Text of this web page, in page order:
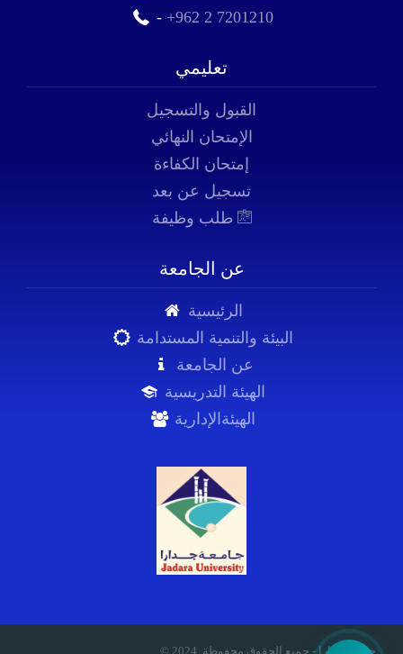
- +962 2 7201210
تعليمي
القبول والتسجيل
الإمتحان النهائي
إمتحان الكفاءة
تسجيل عن بعد
عن الجامعة
الرئيسية
البيئة والتنمية المستدامة
عن الجامعة
الهيئة التدريسية
الهيئةالإدارية
© 2024 .جامعة جدارا - جميع الحقوق محفوظة